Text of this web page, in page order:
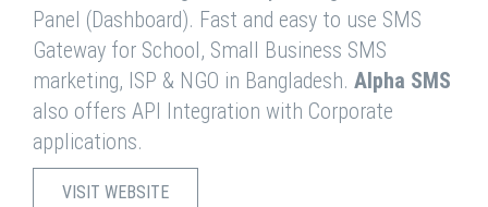
Panel (Dashboard). Fast and easy to use SMS
Gateway for School, Small Business SMS
marketing, ISP & NGO in Bangladesh. Alpha SMS
also offers API Integration with Corporate
applications.
VISIT WEBSITE